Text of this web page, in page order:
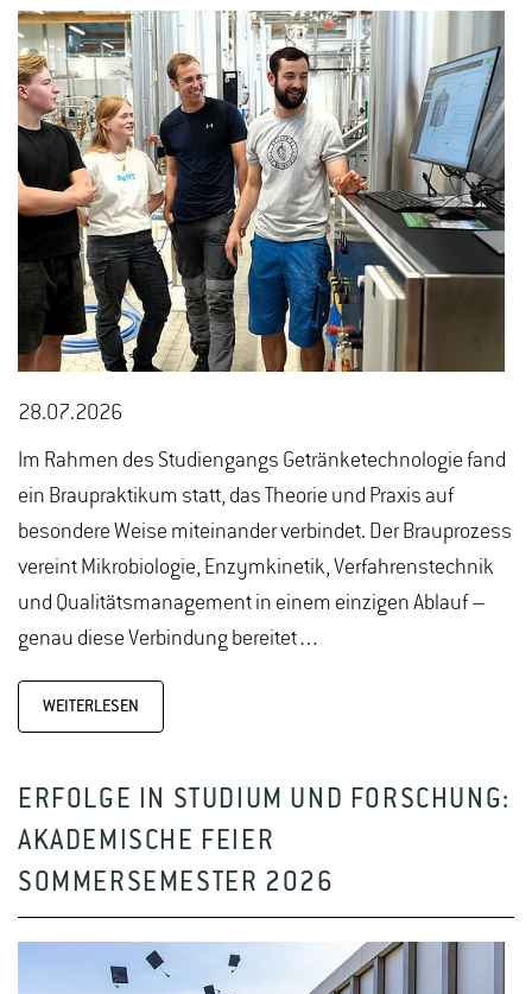
28.07.2026
Im Rahmen des Studiengangs Getränketechnologie fand
ein Braupraktikum statt, das Theorie und Praxis auf
besondere Weise miteinander verbindet. Der Brauprozess
vereint Mikrobiologie, Enzymkinetik, Verfahrenstechnik
und Qualitätsmanagement in einem einzigen Ablauf –
genau diese Verbindung bereitet…
WEITERLESEN
ERFOLGE IN STUDIUM UND FORSCHUNG:
AKADEMISCHE FEIER
SOMMERSEMESTER 2026